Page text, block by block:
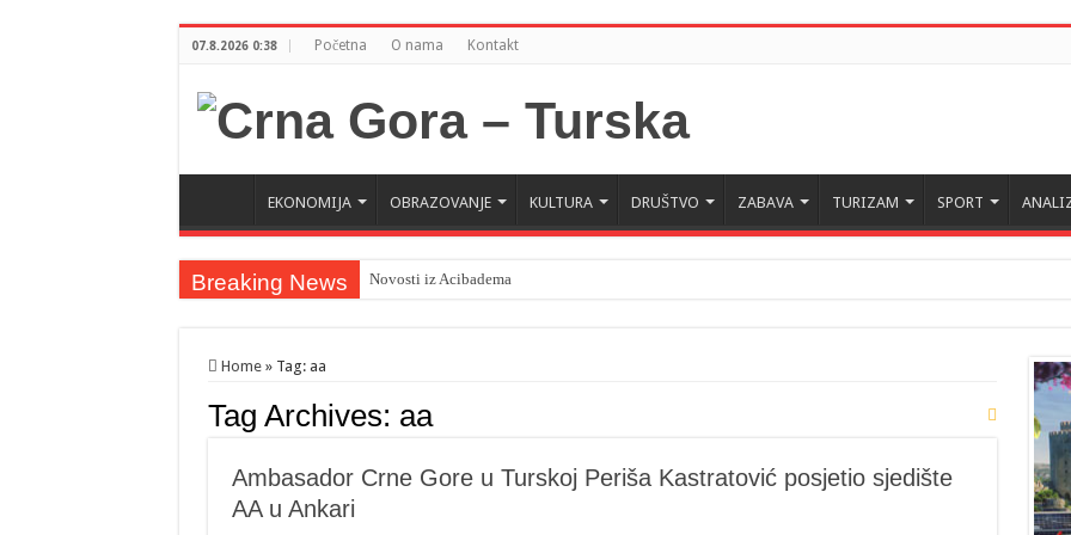
07.8.2026 0:38 Početna O nama Kontakt
EKONOMIJA OBRAZOVANJE KULTURA DRUŠTVO ZABAVA TURIZAM SPORT
Breaking News Novosti iz Acibadema
Home » Tag: aa
Tag Archives: aa
Ambasador Crne Gore u Turskoj Periša Kastratović posjetio sjedište
AA u Ankari